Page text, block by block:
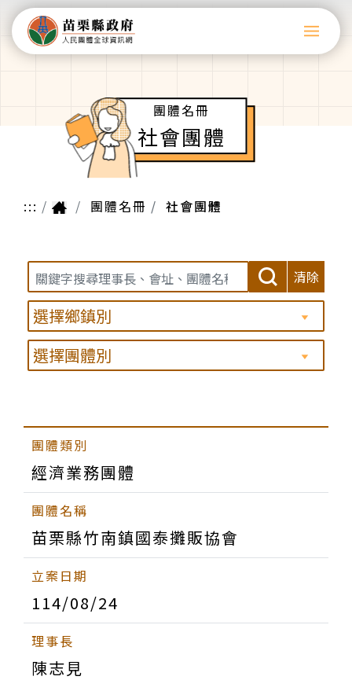
團體名冊
社會團體
::: 團體名冊 社會團體
清除
經濟業務團體
苗栗縣竹南鎮國泰攤販協會
114/08/24
陳志見